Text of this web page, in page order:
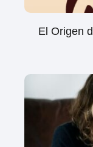
El Origen